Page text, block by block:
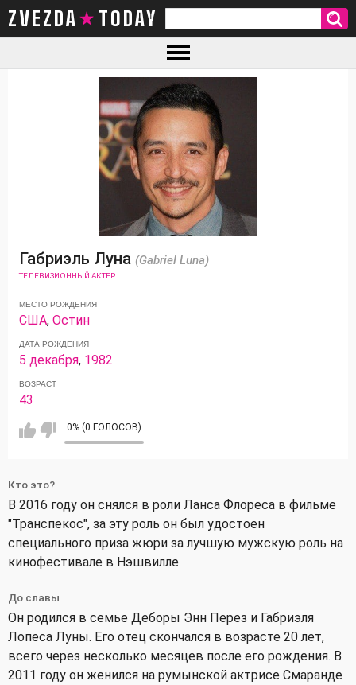
ZVEZDA TODAY
Габриэль Луна (Gabriel Luna)
ТЕЛЕВИЗИОННЫЙ АКТЕР
МЕСТО РОЖДЕНИЯ
США,Остин
ДАТА РОЖДЕНИЯ
5 декабря, 1982
ВОЗРАСТ
43
0% (0 ГОЛОСОВ)
Кто это?
В 2016 году он снялся в роли Ланса Флореса в фильме
"Транспекос", за эту роль он был удостоен
специального приза жюри за лучшую мужскую роль на
кинофестивале в Нэшвилле.
До славы
Он родился в семье Деборы Энн Перез и Габриэля
Лопеса Луны. Его отец скончался в возрасте 20 лет,
всего через несколько месяцев после его рождения. В
2011 году он женился на румынской актрисе Смаранде